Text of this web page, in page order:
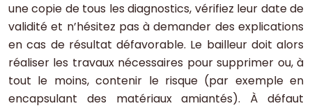
une copie de tous les diagnostics, vérifiez leur date de
validité et n’hésitez pas à demander des explications
en cas de résultat défavorable. Le bailleur doit alors
réaliser les travaux nécessaires pour supprimer ou, à
tout le moins, contenir le risque (par exemple en
encapsulant des matériaux amiantés). À défaut